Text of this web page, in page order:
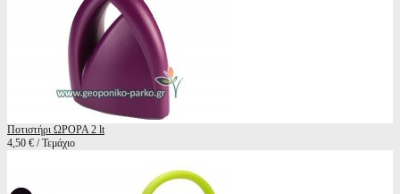
Ποτιστήρι ΩΡΟΡΑ 2 lt
4,50 € / Τεμάχιο